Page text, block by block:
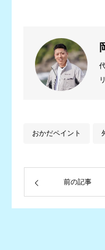
おかだペイント
前の記事